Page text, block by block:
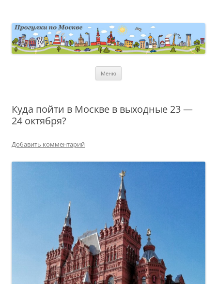
Меню
Куда пойти в Москве в выходные 23 —
24 октября?
Добавить комментарий